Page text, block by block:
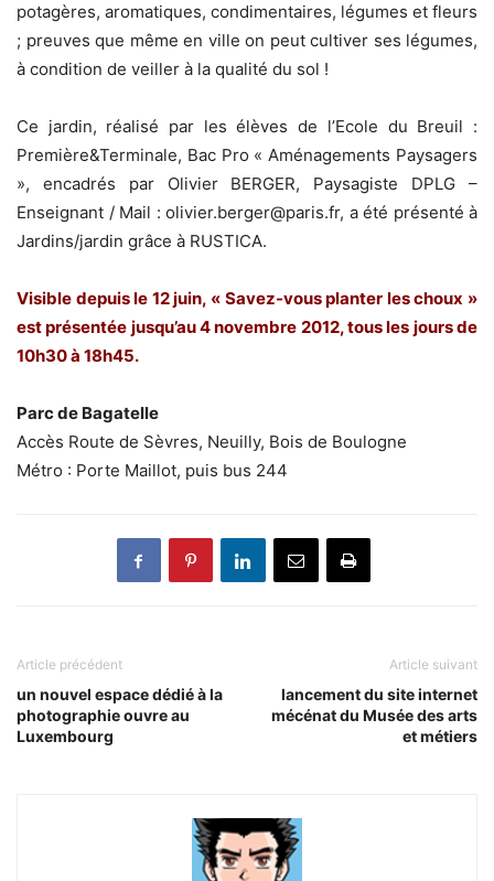
potagères, aromatiques, condimentaires, légumes et fleurs
; preuves que même en ville on peut cultiver ses légumes,
à condition de veiller à la qualité du sol !
Ce jardin, réalisé par les élèves de l’Ecole du Breuil :
Première&Terminale, Bac Pro « Aménagements Paysagers
», encadrés par Olivier BERGER, Paysagiste DPLG –
Enseignant / Mail : olivier.berger@paris.fr, a été présenté à
Jardins/jardin grâce à RUSTICA.
Visible depuis le 12 juin, « Savez-vous planter les choux »
est présentée jusqu’au 4 novembre 2012, tous les jours de
10h30 à 18h45.
Parc de Bagatelle
Accès Route de Sèvres, Neuilly, Bois de Boulogne
Métro : Porte Maillot, puis bus 244
Article précédent
un nouvel espace dédié à la
photographie ouvre au
Luxembourg
Article suivant
lancement du site internet
mécénat du Musée des arts
et métiers